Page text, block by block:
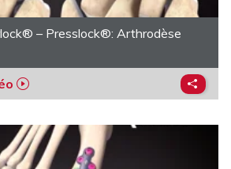
– Presslock®: Arthrodèse